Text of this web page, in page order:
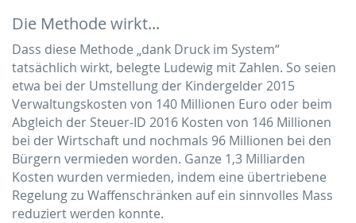
Die Methode wirkt...
Dass diese Methode „dank Druck im System“
tatsächlich wirkt, belegte Ludewig mit Zahlen. So seien
etwa bei der Umstellung der Kindergelder 2015
Verwaltungskosten von 140 Millionen Euro oder beim
Abgleich der Steuer-ID 2016 Kosten von 146 Millionen
bei der Wirtschaft und nochmals 96 Millionen bei den
Bürgern vermieden worden. Ganze 1,3 Milliarden
Kosten wurden vermieden, indem eine übertriebene
Regelung zu Waffen­­schränken auf ein sinnvolles Mass
reduziert werden konnte.